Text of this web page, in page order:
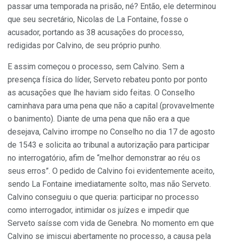
passar uma temporada na prisão, né? Então, ele determinou
que seu secretário, Nicolas de La Fontaine, fosse o
acusador, portando as 38 acusações do processo,
redigidas por Calvino, de seu próprio punho.
E assim começou o processo, sem Calvino. Sem a
presença física do líder, Serveto rebateu ponto por ponto
as acusações que lhe haviam sido feitas. O Conselho
caminhava para uma pena que não a capital (provavelmente
o banimento). Diante de uma pena que não era a que
desejava, Calvino irrompe no Conselho no dia 17 de agosto
de 1543 e solicita ao tribunal a autorização para participar
no interrogatório, afim de “melhor demonstrar ao réu os
seus erros”. O pedido de Calvino foi evidentemente aceito,
sendo La Fontaine imediatamente solto, mas não Serveto.
Calvino conseguiu o que queria: participar no processo
como interrogador, intimidar os juízes e impedir que
Serveto saísse com vida de Genebra. No momento em que
Calvino se imiscui abertamente no processo, a causa pela